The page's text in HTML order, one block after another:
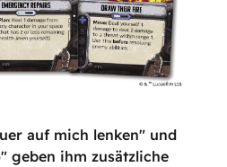
auf mich lenken" und
geben ihm zusätzliche